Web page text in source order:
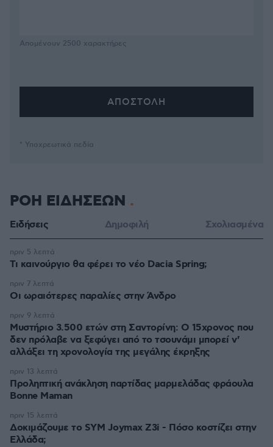
Απομένουν 2500 χαρακτήρες
* Υποχρεωτικά πεδία
ΡΟΗ ΕΙΔΗΣΕΩΝ
Ειδήσεις Δημοφιλή Σχολιασμένα
Τι καινούργιο θα φέρει το νέο Dacia Spring;
πριν 5 λεπτά
Οι ωραιότερες παραλίες στην Άνδρο
πριν 7 λεπτά
Μυστήριο 3.500 ετών στη Σαντορίνη: Ο 15χρονος που
δεν πρόλαβε να ξεφύγει από το τσουνάμι μπορεί ν'
αλλάξει τη χρονολογία της μεγάλης έκρηξης
πριν 9 λεπτά
Προληπτική ανάκληση παρτίδας μαρμελάδας φράουλα
Bonne Maman
πριν 13 λεπτά
Δοκιμάζουμε το SYM Joymax Z3i - Πόσο κοστίζει στην
Ελλάδα;
πριν 15 λεπτά